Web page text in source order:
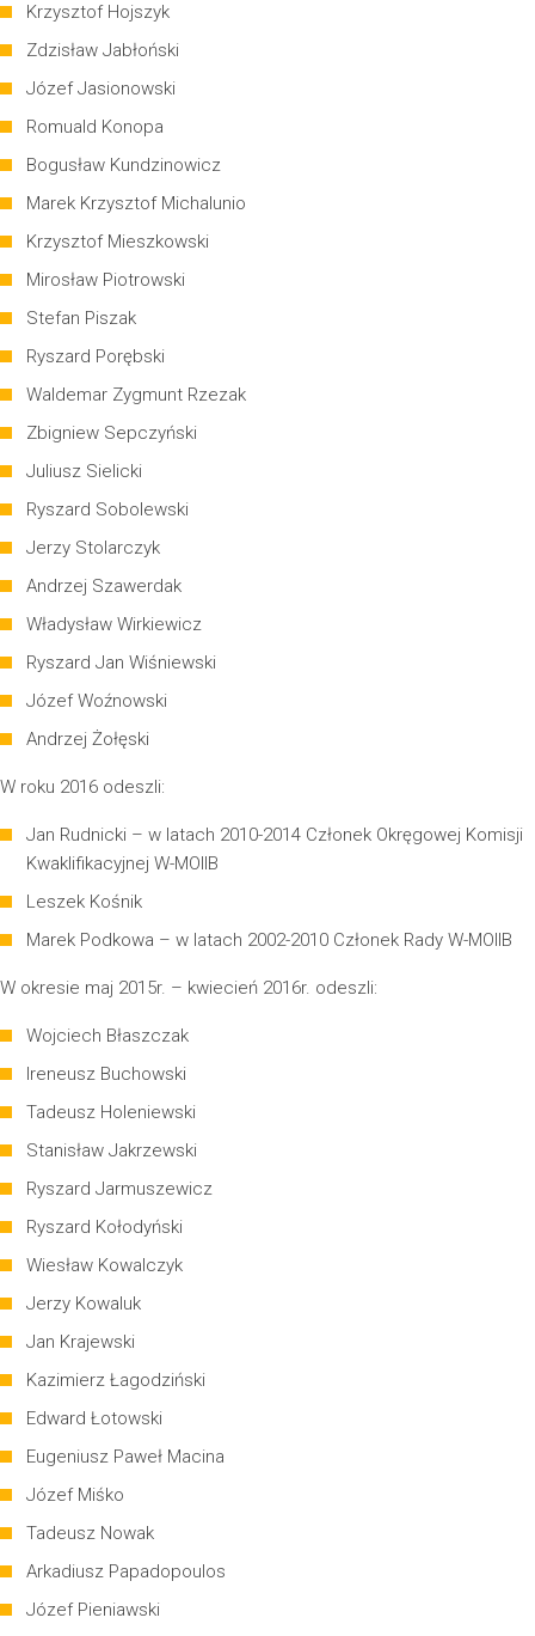
Krzysztof Hojszyk
Zdzisław Jabłoński
Józef Jasionowski
Romuald Konopa
Bogusław Kundzinowicz
Marek Krzysztof Michalunio
Krzysztof Mieszkowski
Mirosław Piotrowski
Stefan Piszak
Ryszard Porębski
Waldemar Zygmunt Rzezak
Zbigniew Sepczyński
Juliusz Sielicki
Ryszard Sobolewski
Jerzy Stolarczyk
Andrzej Szawerdak
Władysław Wirkiewicz
Ryszard Jan Wiśniewski
Józef Woźnowski
Andrzej Żołęski
W roku 2016 odeszli:
Jan Rudnicki – w latach 2010-2014 Członek Okręgowej Komisji
Kwaklifikacyjnej W-MOIIB
Leszek Kośnik
Marek Podkowa – w latach 2002-2010 Członek Rady W-MOIIB
W okresie maj 2015r. – kwiecień 2016r. odeszli:
Wojciech Błaszczak
Ireneusz Buchowski
Tadeusz Holeniewski
Stanisław Jakrzewski
Ryszard Jarmuszewicz
Ryszard Kołodyński
Wiesław Kowalczyk
Jerzy Kowaluk
Jan Krajewski
Kazimierz Łagodziński
Edward Łotowski
Eugeniusz Paweł Macina
Józef Miśko
Tadeusz Nowak
Arkadiusz Papadopoulos
Józef Pieniawski